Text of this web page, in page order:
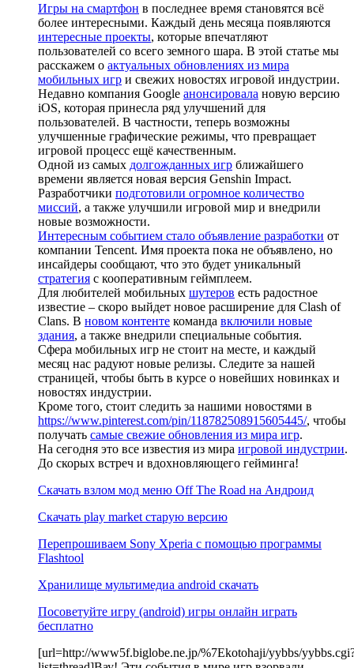
Игры на смартфон в последнее время становятся всё
более интересными. Каждый день месяца появляются
интересные проекты, которые впечатляют
пользователей со всего земного шара. В этой статье мы
расскажем о актуальных обновлениях из мира
мобильных игр и свежих новостях игровой индустрии.
Недавно компания Google анонсировала новую версию
iOS, которая принесла ряд улучшений для
пользователей. В частности, теперь возможны
улучшенные графические режимы, что превращает
игровой процесс ещё качественным.
Одной из самых долгожданных игр ближайшего
времени является новая версия Genshin Impact.
Разработчики подготовили огромное количество
миссий, а также улучшили игровой мир и внедрили
новые возможности.
Интересным событием стало объявление разработки от
компании Tencent. Имя проекта пока не объявлено, но
инсайдеры сообщают, что это будет уникальный
стратегия с кооперативным геймплеем.
Для любителей мобильных шутеров есть радостное
известие – скоро выйдет новое расширение для Clash of
Clans. В новом контенте команда включили новые
здания, а также внедрили специальные события.
Сфера мобильных игр не стоит на месте, и каждый
месяц нас радуют новые релизы. Следите за нашей
страницей, чтобы быть в курсе о новейших новинках и
новостях индустрии.
Кроме того, стоит следить за нашими новостями в
https://www.pinterest.com/pin/118782508915605445/, чтобы
получать самые свежие обновления из мира игр.
На сегодня это все известия из мира игровой индустрии.
До скорых встреч и вдохновляющего гейминга!
Скачать взлом мод меню Off The Road на Андроид
Скачать play market старую версию
Перепрошиваем Sony Xperia с помощью программы
Flashtool
Хранилище мультимедиа android скачать
Посоветуйте игру (android) игры онлайн играть
бесплатно
[url=http://www5f.biglobe.ne.jp/%7Ekotohaji/yybbs/